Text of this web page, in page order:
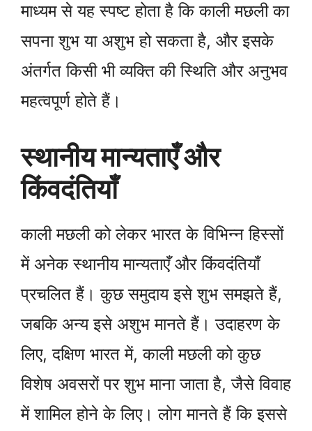
माध्यम से यह स्पष्ट होता है कि काली मछली का
सपना शुभ या अशुभ हो सकता है, और इसके
अंतर्गत किसी भी व्यक्ति की स्थिति और अनुभव
महत्वपूर्ण होते हैं।
स्थानीय मान्यताएँ और
किंवदंतियाँ
काली मछली को लेकर भारत के विभिन्न हिस्सों
में अनेक स्थानीय मान्यताएँ और किंवदंतियाँ
प्रचलित हैं। कुछ समुदाय इसे शुभ समझते हैं,
जबकि अन्य इसे अशुभ मानते हैं। उदाहरण के
लिए, दक्षिण भारत में, काली मछली को कुछ
विशेष अवसरों पर शुभ माना जाता है, जैसे विवाह
में शामिल होने के लिए। लोग मानते हैं कि इससे